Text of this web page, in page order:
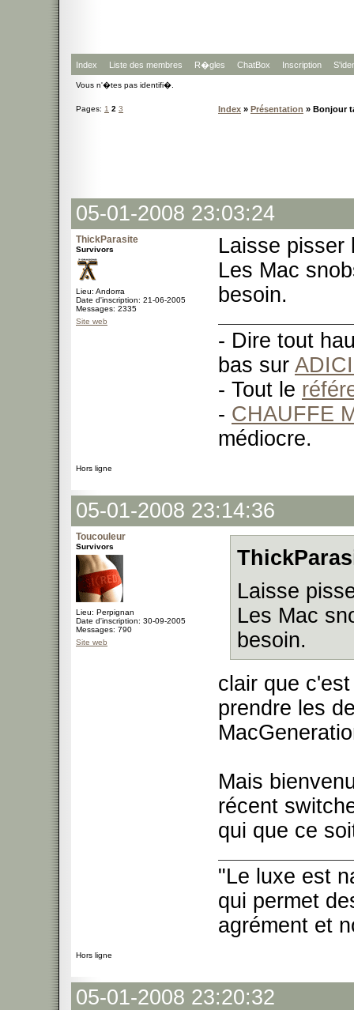
Index Liste des membres R�gles ChatBox Inscription
Vous n'�tes pas identifi�.
Pages: 1 2 3 Index » Présentation » Bonjour
05-01-2008 23:03:24
ThickParasite
Survivors
Lieu: Andorra
Date d'inscription: 21-06-2005
Messages: 2335
Site web
Laisse
Les Mac
besoin.
- Dire tout
bas sur
- Tout le
- CHAUFFE
médiocre.
Hors ligne
05-01-2008 23:14:36
Toucouleur
Survivors
Lieu: Perpignan
Date d'inscription: 30-09-2005
Messages: 790
Site web
Laisse
Les Mac
besoin.
clair que
prendre les
Mais
récent
qui que ce
"Le luxe est
qui permet
agrément et
Hors ligne
05-01-2008 23:20:32